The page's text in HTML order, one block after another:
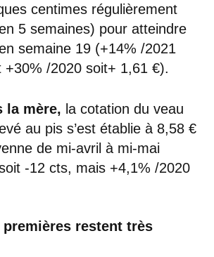
centimes régulièrement
5 semaines) pour atteindre
semaine 19 (+14% /2021
+30% /2020 soit+ 1,61 €).
la mère, la cotation du veau
au pis s’est établie à 8,58 €
de mi-avril à mi-mai
-12 cts, mais +4,1% /2020
premières restent très